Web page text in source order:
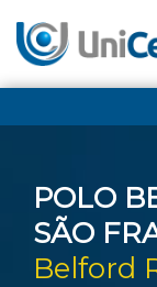
POLO
SÃO
Belford